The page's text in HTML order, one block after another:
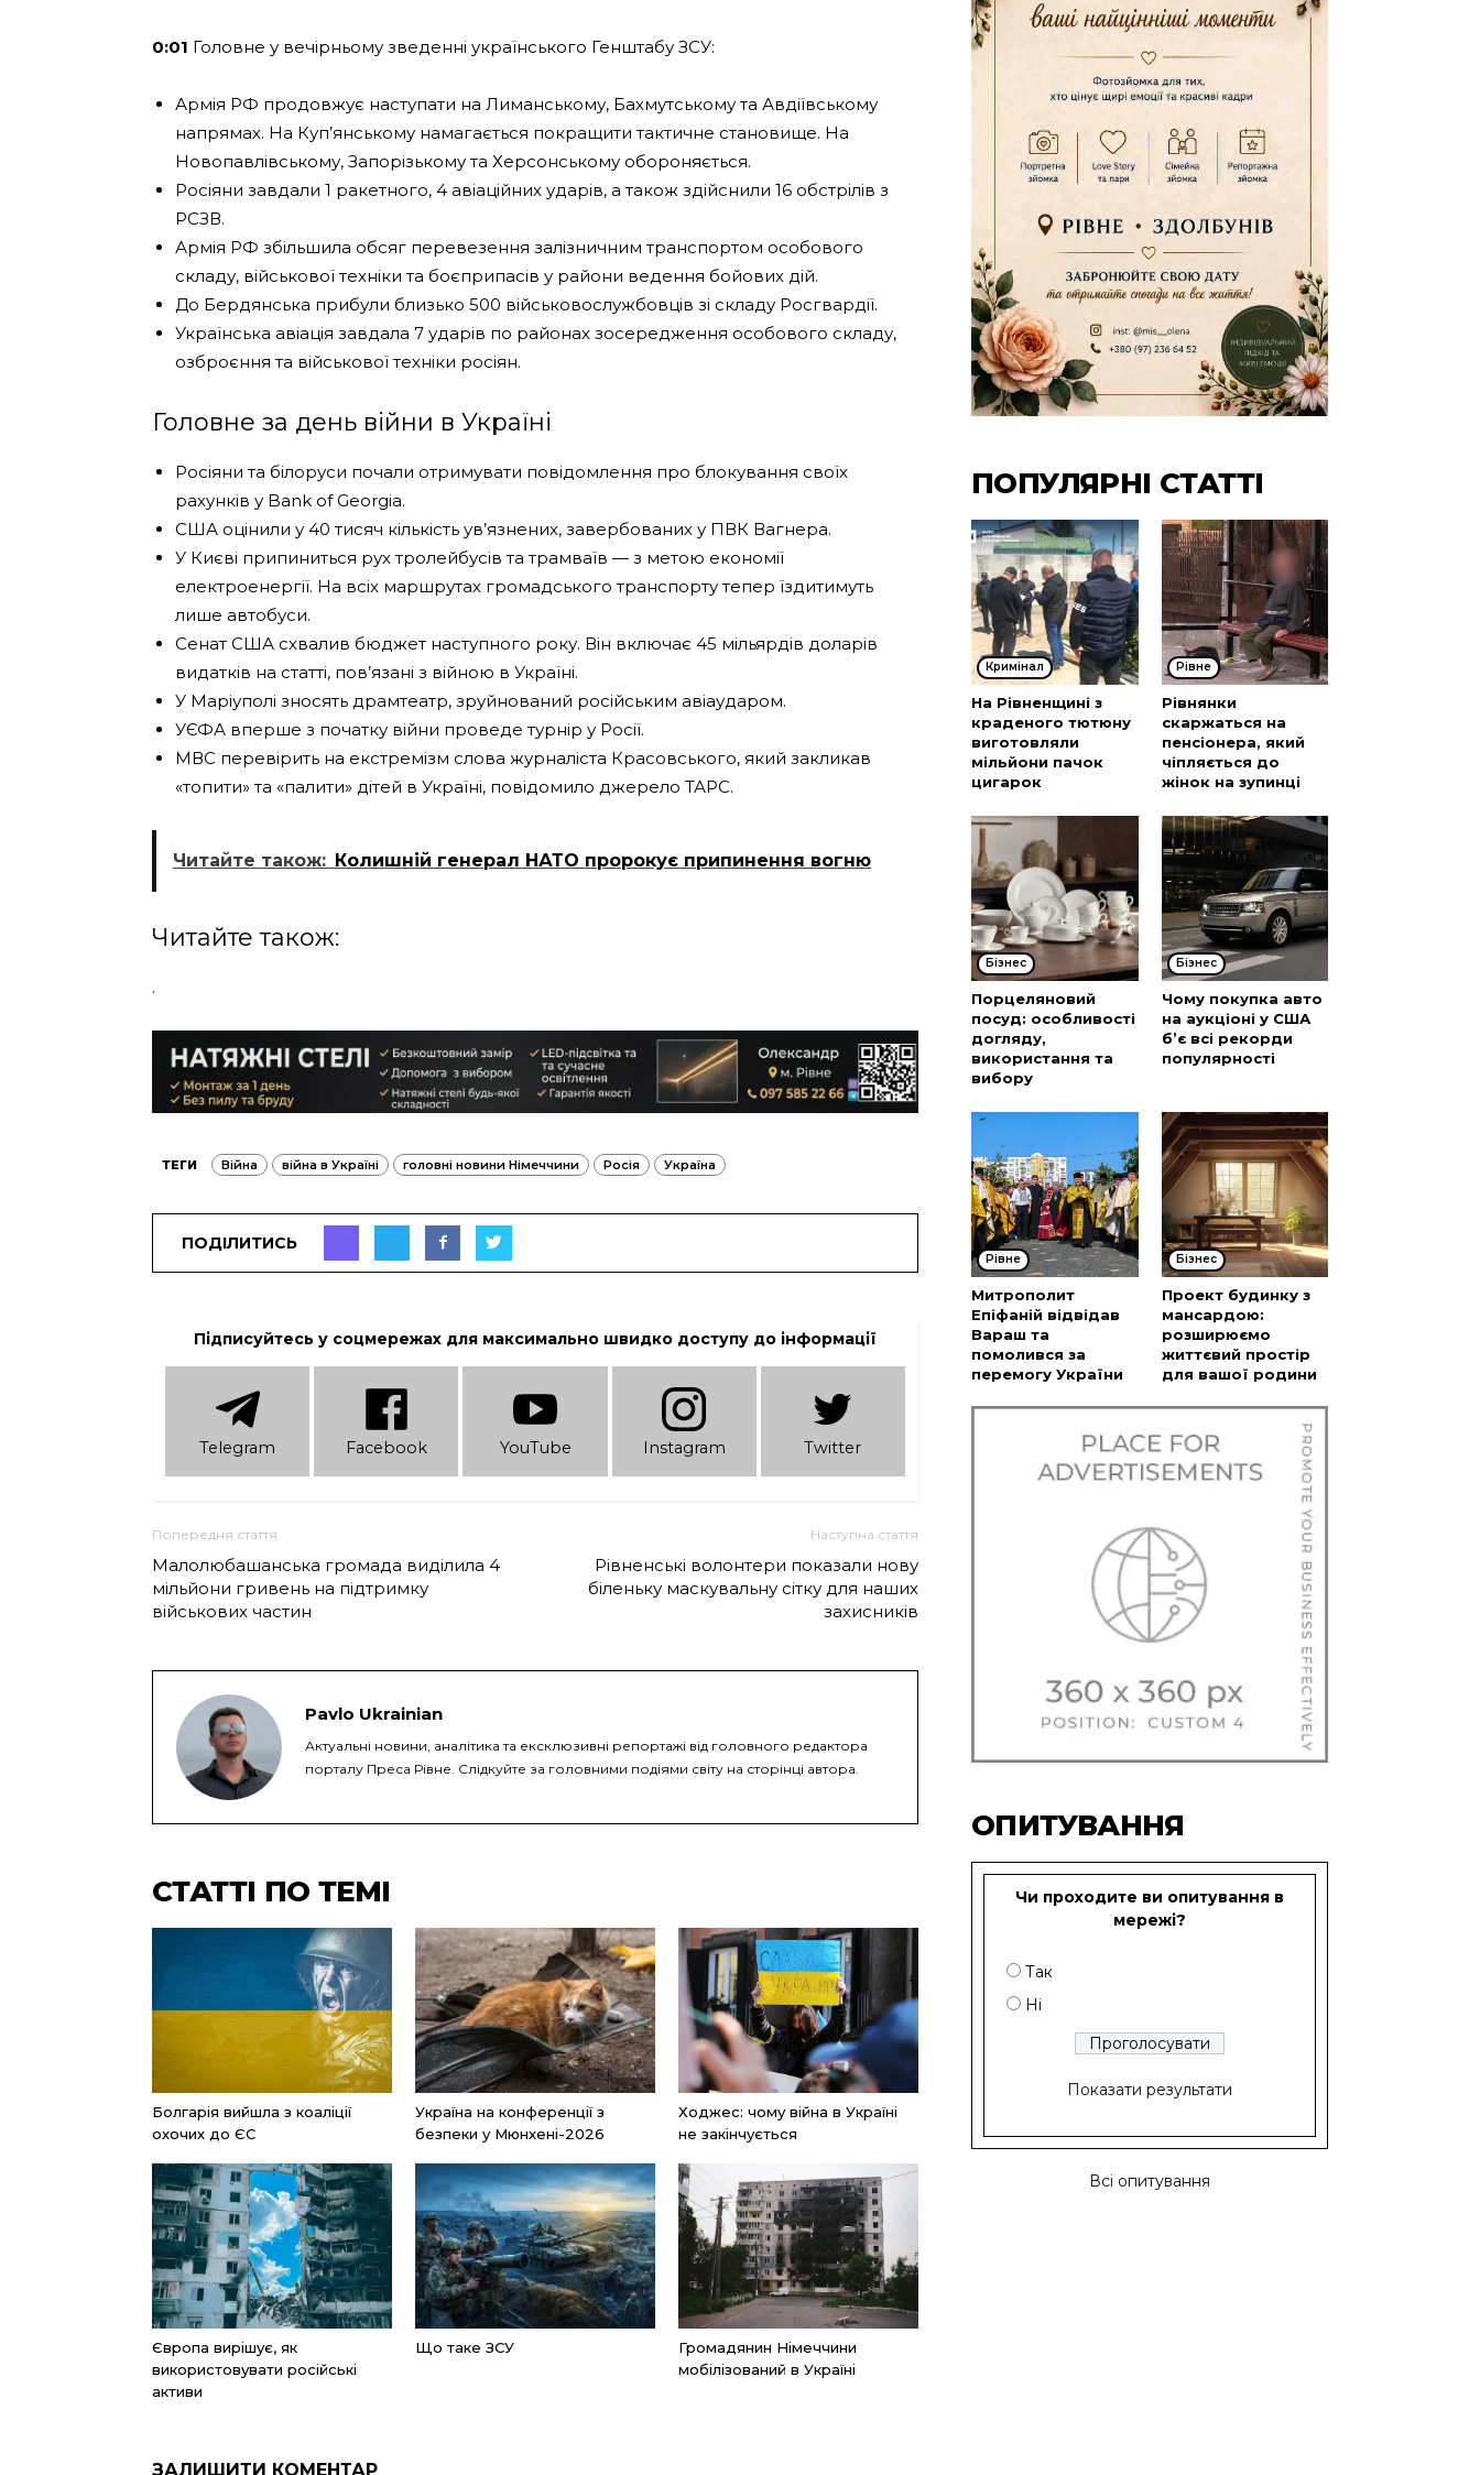
0:01 Головне у вечірньому зведенні українського Генштабу ЗСУ:
Армія РФ продовжує наступати на Лиманському, Бахмутському та Авдіївському
напрямах. На Куп’янському намагається покращити тактичне становище. На
Новопавлівському, Запорізькому та Херсонському обороняється.
Росіяни завдали 1 ракетного, 4 авіаційних ударів, а також здійснили 16 обстрілів з
РСЗВ.
Армія РФ збільшила обсяг перевезення залізничним транспортом особового
складу, військової техніки та боєприпасів у райони ведення бойових дій.
До Бердянська прибули близько 500 військовослужбовців зі складу Росгвардії.
Українська авіація завдала 7 ударів по районах зосередження особового складу,
озброєння та військової техніки росіян.
Головне за день війни в Україні
Росіяни та білоруси почали отримувати повідомлення про блокування своїх
рахунків у Bank оf Georgia.
США оцінили у 40 тисяч кількість ув’язнених, завербованих у ПВК Вагнера.
У Києві припиниться рух тролейбусів та трамваїв — з метою економії
електроенергії. На всіх маршрутах громадського транспорту тепер їздитимуть
лише автобуси.
Сенат США схвалив бюджет наступного року. Він включає 45 мільярдів доларів
видатків на статті, пов’язані з війною в Україні.
У Маріуполі зносять драмтеатр, зруйнований російським авіаударом.
УЄФА вперше з початку війни проведе турнір у Росії.
МВС перевірить на екстремізм слова журналіста Красовського, який закликав
«топити» та «палити» дітей в Україні, повідомило джерело ТАРС.
Читайте також: Колишній генерал НАТО пророкує припинення вогню
Читайте також:
.
ТЕГИ Війна війна в Україні головні новини Німеччини Росія Україна
ПОДІЛИТИСЬ
Підписуйтесь у соцмережах для максимально швидко доступу до інформації
Telеgram Facebook YouTube Instagram Twitter
Попередня стаття
Малолюбашанська громада виділила 4
мільйони гривень на підтримку
військових частин
Наступна стаття
Рівненські волонтери показали нову
біленьку маскувальну сітку для наших
захисників
Pavlo Ukrainian
Актуальні новини, аналітика та ексклюзивні репортажі від головного редактора
порталу Преса Рівне. Слідкуйте за головними подіями світу на сторінці автора.
СТАТТІ ПО ТЕМІ
Болгарія вийшла з коаліції
охочих до ЄС
Україна на конференції з
безпеки у Мюнхені-2026
Ходжес: чому війна в Україні
не закінчується
Європа вирішує, як
використовувати російські
активи
Що таке ЗСУ
Громадянин Німеччини
мобілізований в Україні
ЗАЛИШИТИ КОМЕНТАР
ПОПУЛЯРНІ СТАТТІ
Кримінал
На Рівненщині з
краденого тютюну
виготовляли
мільйони пачок
цигарок
Рівне
Рівнянки
скаржаться на
пенсіонера, який
чіпляється до
жінок на зупинці
Бізнес
Порцеляновий
посуд: особливості
догляду,
використання та
вибору
Бізнес
Чому покупка авто
на аукціоні у США
б’є всі рекорди
популярності
Рівне
Митрополит
Епіфаній відвідав
Вараш та
помолився за
перемогу України
Бізнес
Проект будинку з
мансардою:
розширюємо
життєвий простір
для вашої родини
ОПИТУВАННЯ
Чи проходите ви опитування в
мережі?
Так
Ні
Показати результати
Всі опитування